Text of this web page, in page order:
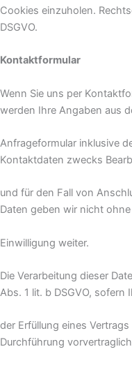
Cookies einzuholen.
DSGVO.
Kontaktformular
Wenn Sie uns per
werden Ihre Angaben aus
Anfrageformular inklusive
Kontaktdaten zwecks
und für den Fall von
Daten geben wir nicht
Einwilligung weiter.
Die Verarbeitung dieser
Abs. 1 lit. b DSGVO, sofern
der Erfüllung eines
Durchführung